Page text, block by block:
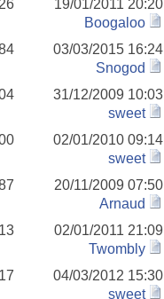
19/01/2011 20:20
Boogaloo
03/03/2015 16:24
Snogod
31/12/2009 10:03
sweet
02/01/2010 09:14
sweet
20/11/2009 07:50
Arnaud
02/01/2011 21:09
Twombly
04/03/2012 15:30
sweet